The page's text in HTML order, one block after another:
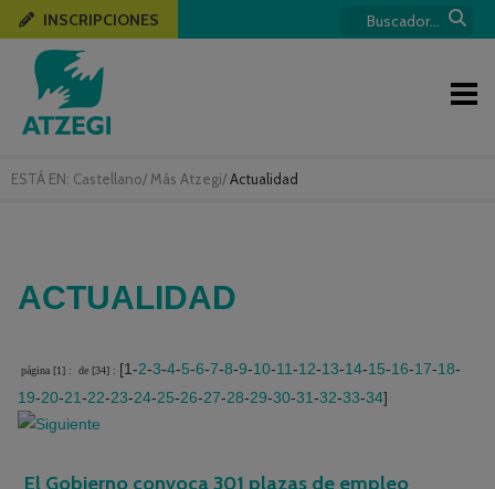
ESTÁ EN: Castellano/ Más Atzegi/Actualidad
INSCRIPCIONES
ACTUALIDAD
página [1] : de [34] : [1-2-3-4-5-6-7-8-9-10-11-12-13-14-15-16-17-18-
19-20-21-22-23-24-25-26-27-28-29-30-31-32-33-34]
El Gobierno convoca 301 plazas de empleo